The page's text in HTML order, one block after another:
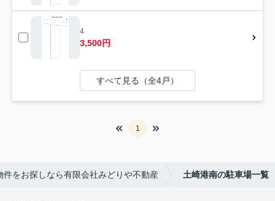
4
3,500円
すべて見る（全4戸）
1
件をお探しなら有限会社みどりや不動産 土崎港南の駐車場一覧